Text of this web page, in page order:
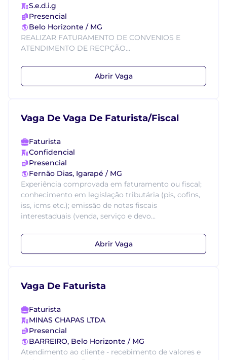
S.e.d.i.g
Presencial
Belo Horizonte / MG
REALIZAR FATURAMENTO DE CONVENIOS E
ATENDIMENTO DE RECPÇÃO...
Abrir Vaga
Vaga De Vaga De Faturista/Fiscal
Faturista
Confidencial
Presencial
Fernão Dias, Igarapé / MG
Experiência comprovada em faturamento ou fiscal;
conhecimento em legislação tributária (pis, cofins,
iss, icms etc.); emissão de notas fiscais
interestaduais (venda, serviço e devo...
Abrir Vaga
Vaga De Faturista
Faturista
MINAS CHAPAS LTDA
Presencial
BARREIRO, Belo Horizonte / MG
Atendimento ao cliente - recebimento de valores e